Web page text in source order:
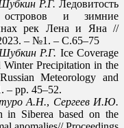
Р.Г. Ледовитость
и зимние
рек Лена и Яна //
– №1. – С.65–75
Р.Г. Ice Coverage
Winter Precipitation in the
Meteorology and
– рр. 45–52.
А.Н., Сергеев И.Ю.
in Siberea based on the